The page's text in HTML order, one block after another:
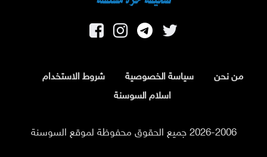
من نحن سياسة الخصوصية
شروط الاستخدام
اسلام السوسنة
2026-2006 جميع الحقوق محفوظة لموقع السوسنة